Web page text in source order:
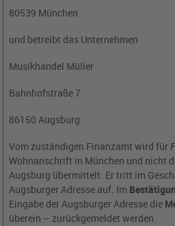
80539 München
und betreibt das Unternehmen
Musikhandel Müller
Bahnhofstraße 7
86150 Augsburg.
Vom zuständigen Finanzamt wird für
Wohnanschrift in München und nicht
Augsburg übermittelt. Er tritt im
Augsburger Adresse auf. Im
Eingabe der Augsburger Adresse die
überein – zurückgemeldet werden.